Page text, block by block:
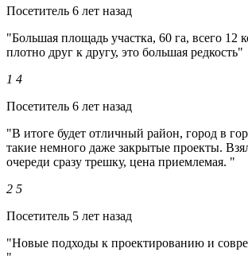
Посетитель 6 лет назад
"Большая площадь участка, 60 га, всего 12
плотно друг к другу, это большая редкость"
1 4
Посетитель 6 лет назад
"В итоге будет отличный район, город в
такие немного даже закрытые проекты.
очереди сразу трешку, цена приемлемая. "
2 5
Посетитель 5 лет назад
"Новые подходы к проектированию и